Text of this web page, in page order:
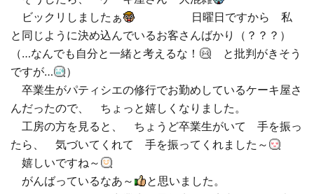
ビックリしましたぁ
日曜日ですから 私
と同じように決め込んでいるお客さんばかり（？？？）
（…なんでも自分と一緒と考えるな！
と批判がきそう
ですが…
）
卒業生がパティシエの修行でお勤めしているケーキ屋さ
んだったので、 ちょっと嬉しくなりました。
工房の方を見ると、 ちょうど卒業生がいて 手を振っ
たら、 気づいてくれて 手を振ってくれました～
嬉しいですね～
がんばっているなあ～
と思いました。